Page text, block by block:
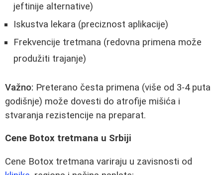
jeftinije alternative)
Iskustva lekara (preciznost aplikacije)
Frekvencije tretmana (redovna primena može
produžiti trajanje)
Važno: Preterano česta primena (više od 3-4 puta
godišnje) može dovesti do atrofije mišića i
stvaranja rezistencije na preparat.
Cene Botox tretmana u Srbiji
Cene Botox tretmana variraju u zavisnosti od